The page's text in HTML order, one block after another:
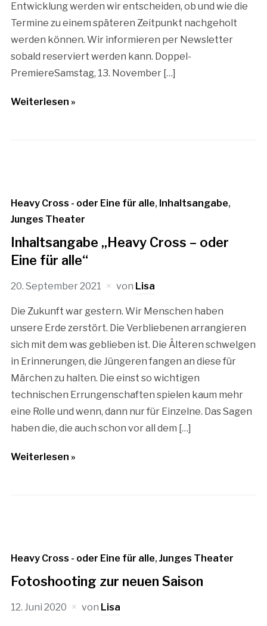
Entwicklung werden wir entscheiden, ob und wie die
Termine zu einem späteren Zeitpunkt nachgeholt
werden können. Wir informieren per Newsletter
sobald reserviert werden kann. Doppel-
PremiereSamstag, 13. November […]
Weiterlesen »
Heavy Cross - oder Eine für alle, Inhaltsangabe,
Junges Theater
Inhaltsangabe „Heavy Cross – oder
Eine für alle“
20. September 2021 von Lisa
Die Zukunft war gestern. Wir Menschen haben
unsere Erde zerstört. Die Verbliebenen arrangieren
sich mit dem was geblieben ist. Die Älteren schwelgen
in Erinnerungen, die Jüngeren fangen an diese für
Märchen zu halten. Die einst so wichtigen
technischen Errungenschaften spielen kaum mehr
eine Rolle und wenn, dann nur für Einzelne. Das Sagen
haben die, die auch schon vor all dem […]
Weiterlesen »
Heavy Cross - oder Eine für alle, Junges Theater
Fotoshooting zur neuen Saison
12. Juni 2020 von Lisa